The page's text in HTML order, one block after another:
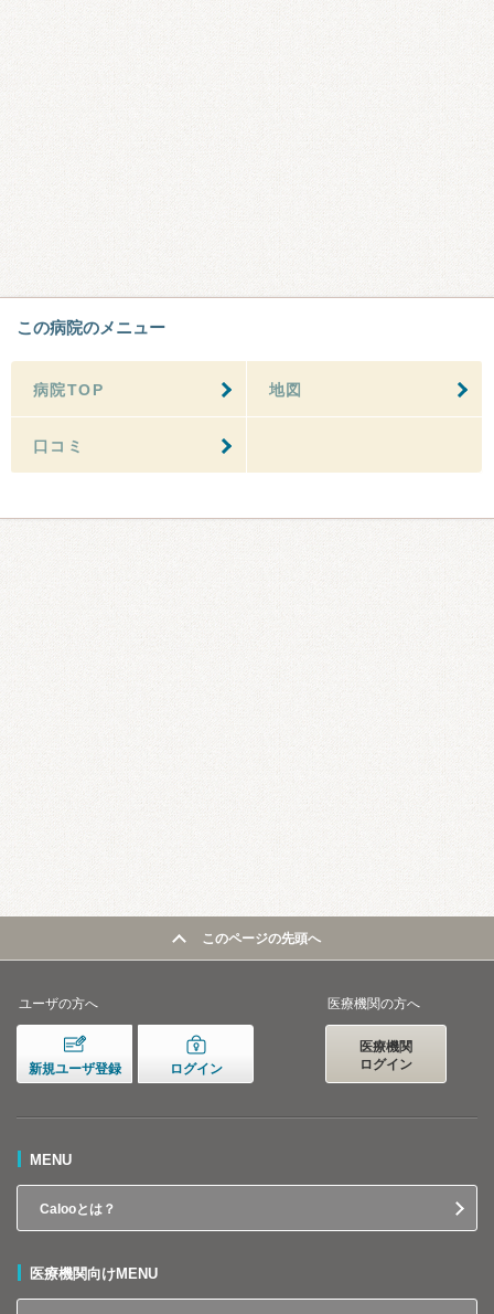
この病院のメニュー
病院TOP 地図
口コミ
このページの先頭へ
ユーザの方へ
新規ユーザ登録 ログイン
医療機関の方へ
医療機関
ログイン
MENU
Calooとは？
医療機関向けMENU